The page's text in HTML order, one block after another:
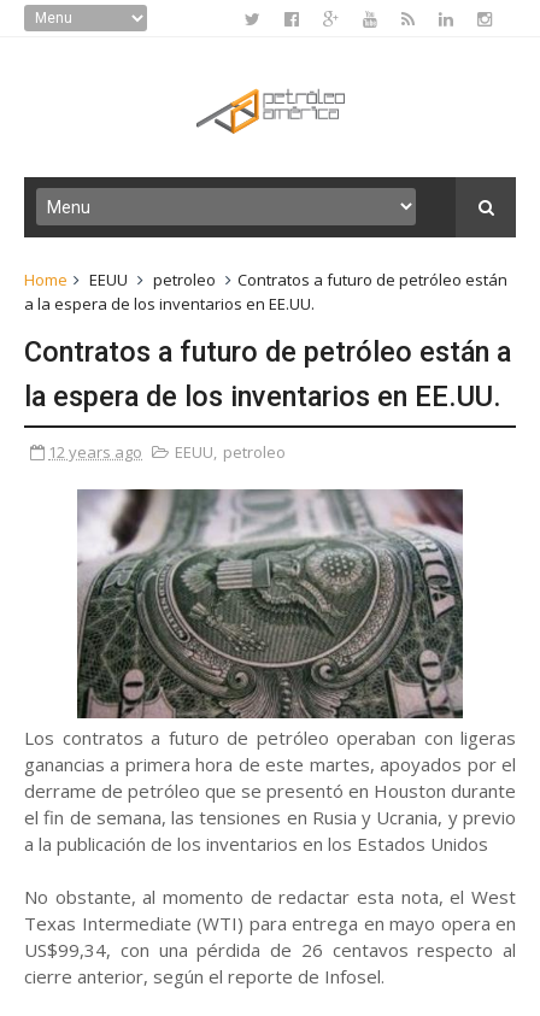
Home EEUU petroleo
Contratos a futuro de petróleo están
a la espera de los inventarios en EE.UU.
Contratos a futuro de petróleo están a
la espera de los inventarios en EE.UU.
12 years ago EEUU, petroleo
Los contratos a futuro de petróleo operaban con ligeras
ganancias a primera hora de este martes, apoyados por el
derrame de petróleo que se presentó en Houston durante
el fin de semana, las tensiones en Rusia y Ucrania, y previo
a la publicación de los inventarios en los Estados Unidos
No obstante, al momento de redactar esta nota, el West
Texas Intermediate (WTI) para entrega en mayo opera en
US$99,34, con una pérdida de 26 centavos respecto al
cierre anterior, según el reporte de Infosel.